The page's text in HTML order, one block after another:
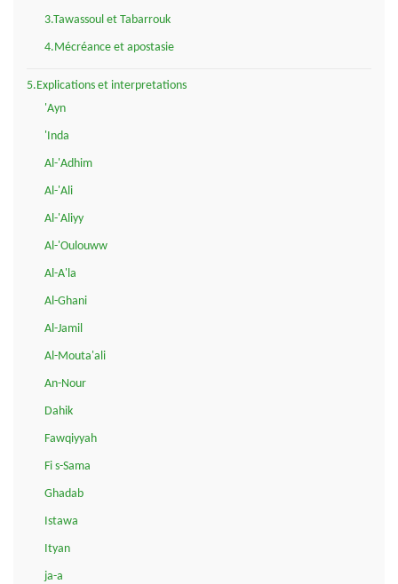
3.Tawassoul et Tabarrouk
4.Mécréance et apostasie
5.Explications et interpretations
'Ayn
'Inda
Al-'Adhim
Al-'Ali
Al-'Aliyy
Al-'Oulouww
Al-A'la
Al-Ghani
Al-Jamil
Al-Mouta'ali
An-Nour
Dahik
Fawqiyyah
Fi s-Sama
Ghadab
Istawa
Ityan
ja-a